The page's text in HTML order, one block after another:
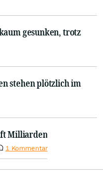
gesunken, trotz
stehen plötzlich im
Milliarden
1 Kommentar